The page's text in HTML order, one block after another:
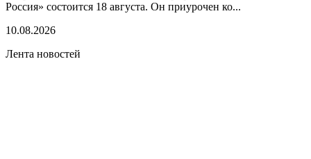
Россия» состоится 18 августа. Он приурочен ко...
10.08.2026
Лента новостей